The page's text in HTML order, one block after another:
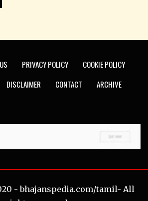
PRIVACY POLICY
COOKIE POLICY
DISCLAIMER CONTACT ARCHIVE
- bhajanspedia.com/tamil- All